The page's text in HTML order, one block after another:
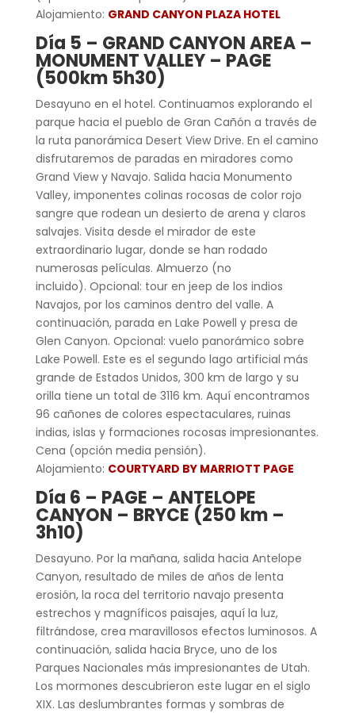
Alojamiento: GRAND CANYON PLAZA HOTEL
Día 5 – GRAND CANYON AREA –
MONUMENT VALLEY – PAGE
(500km 5h30)
Desayuno en el hotel. Continuamos explorando el
parque hacia el pueblo de Gran Cañón a través de
la ruta panorámica Desert View Drive. En el camino
disfrutaremos de paradas en miradores como
Grand View y Navajo. Salida hacia Monumento
Valley, imponentes colinas rocosas de color rojo
sangre que rodean un desierto de arena y claros
salvajes. Visita desde el mirador de este
extraordinario lugar, donde se han rodado
numerosas películas. Almuerzo (no
incluido). Opcional: tour en jeep de los indios
Navajos, por los caminos dentro del valle. A
continuación, parada en Lake Powell y presa de
Glen Canyon. Opcional: vuelo panorámico sobre
Lake Powell. Este es el segundo lago artificial más
grande de Estados Unidos, 300 km de largo y su
orilla tiene un total de 3116 km. Aquí encontramos
96 cañones de colores espectaculares, ruinas
indias, islas y formaciones rocosas impresionantes.
Cena (opción media pensión).
Alojamiento: COURTYARD BY MARRIOTT PAGE
Día 6 – PAGE – ANTELOPE
CANYON – BRYCE (250 km –
3h10)
Desayuno. Por la mañana, salida hacia Antelope
Canyon, resultado de miles de años de lenta
erosión, la roca del territorio navajo presenta
estrechos y magníficos paisajes, aquí la luz,
filtrándose, crea maravillosos efectos luminosos. A
continuación, salida hacia Bryce, uno de los
Parques Nacionales más impresionantes de Utah.
Los mormones descubrieron este lugar en el siglo
XIX. Las deslumbrantes formas y sombras de